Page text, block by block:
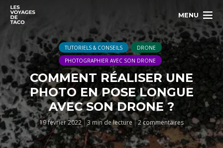
MENU
TUTORIELS & CONSEILS
DRONE
PHOTOGRAPHIER AVEC SON DRONE
COMMENT RÉALISER UNE
PHOTO EN POSE LONGUE
AVEC SON DRONE ?
19 février 2022 3 min de lecture 2 commentaires